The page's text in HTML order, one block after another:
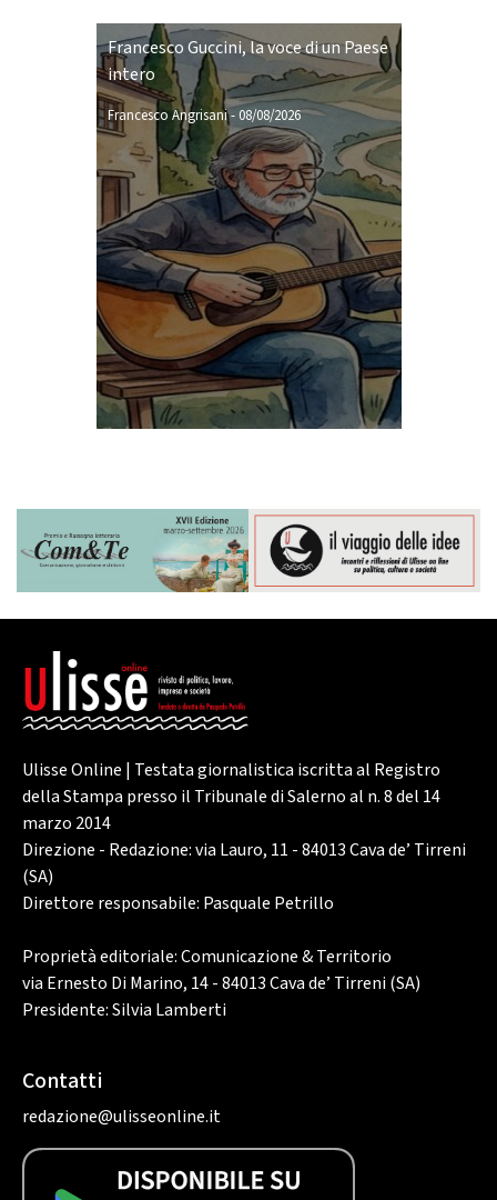
Francesco Guccini, la voce di un Paese
intero
Francesco Angrisani-08/08/2026
Ulisse Online | Testata giornalistica iscritta al Registro
della Stampa presso il Tribunale di Salerno al n. 8 del 14
marzo 2014
Direzione - Redazione: via Lauro, 11 - 84013 Cava de’ Tirreni
(SA)
Direttore responsabile: Pasquale Petrillo
Proprietà editoriale: Comunicazione & Territorio
via Ernesto Di Marino, 14 - 84013 Cava de’ Tirreni (SA)
Presidente: Silvia Lamberti
Contatti
redazione@ulisseonline.it